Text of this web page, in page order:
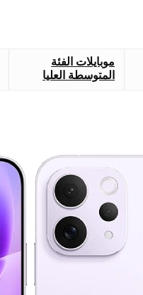
موبايلات الفئة
المتوسطة العليا